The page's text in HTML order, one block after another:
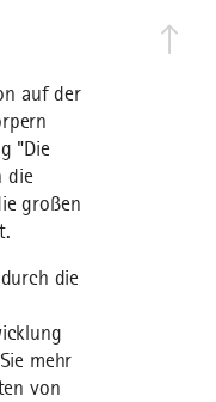
auf der
"Die
die
großen
die
mehr
von